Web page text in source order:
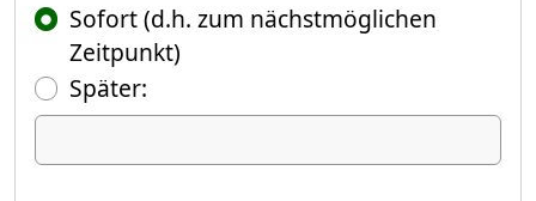
Sofort (d.h. zum nächstmöglichen
Zeitpunkt)
Später:(Fokus springt automatisch ins
Datum